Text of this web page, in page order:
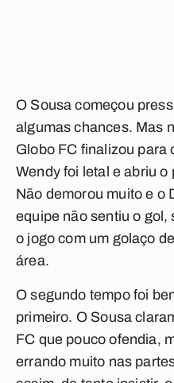
O Sousa começou
algumas chances. Mas
Globo FC finalizou para
Wendy foi letal e abriu o
Não demorou muito e o
equipe não sentiu o gol,
o jogo com um golaço
área.
O segundo tempo foi
primeiro. O Sousa
FC que pouco ofendia,
errando muito nas